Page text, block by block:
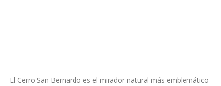
El Cerro San Bernardo es el mirador natural más emblemático